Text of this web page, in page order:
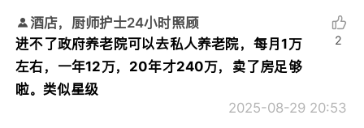
酒店，厨师护士24小时照顾
进不了政府养老院可以去私人养老院，每月1万
左右，一年12万，20年才240万，卖了房足够
啦。类似星级
2025-08-29 20:53
2